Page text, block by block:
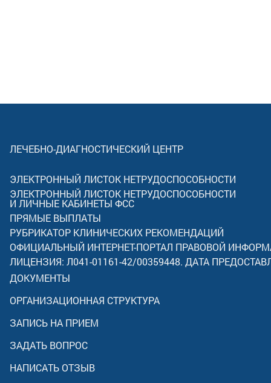
ЛЕЧЕБНО-ДИАГНОСТИЧЕСКИЙ ЦЕНТР
ЭЛЕКТРОННЫЙ ЛИСТОК НЕТРУДОСПОСОБНОСТИ
ЭЛЕКТРОННЫЙ ЛИСТОК НЕТРУДОСПОСОБНОСТИ
И ЛИЧНЫЕ КАБИНЕТЫ ФСС
ПРЯМЫЕ ВЫПЛАТЫ
РУБРИКАТОР КЛИНИЧЕСКИХ РЕКОМЕНДАЦИЙ
ОФИЦИАЛЬНЫЙ ИНТЕРНЕТ-ПОРТАЛ ПРАВОВОЙ
ЛИЦЕНЗИЯ: Л041-01161-42/00359448. ДАТА
ДОКУМЕНТЫ
ОРГАНИЗАЦИОННАЯ СТРУКТУРА
ЗАПИСЬ НА ПРИЕМ
ЗАДАТЬ ВОПРОС
НАПИСАТЬ ОТЗЫВ